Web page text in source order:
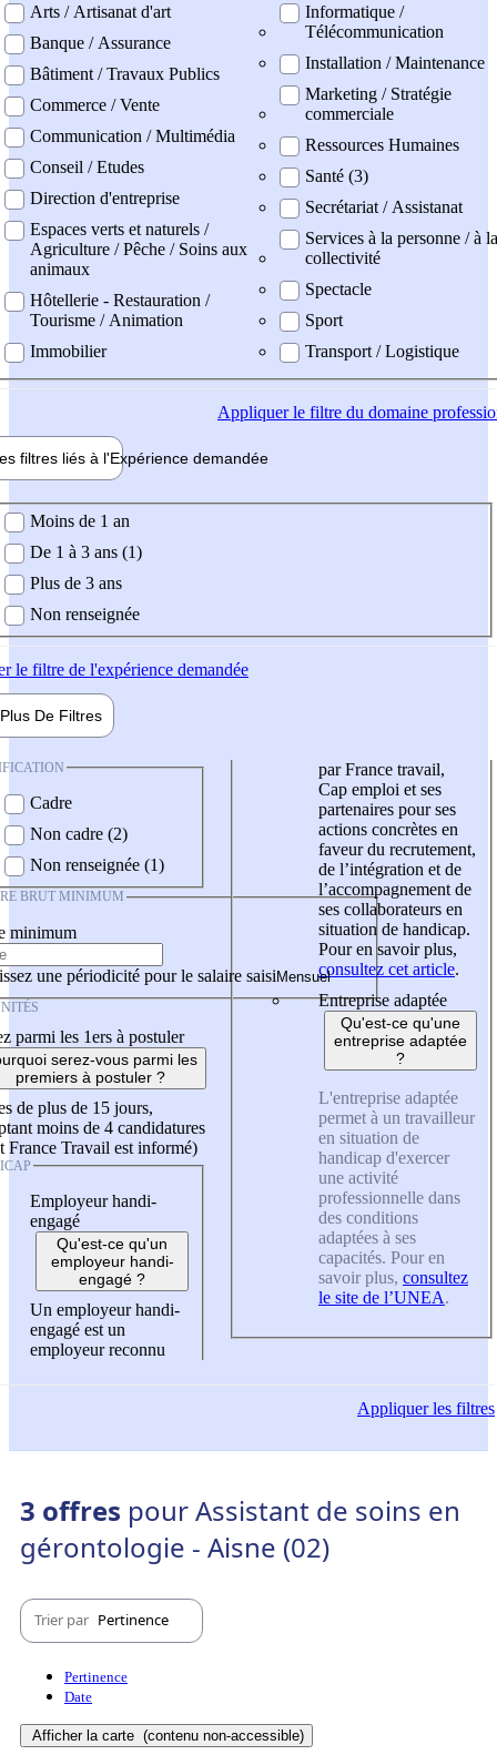
Arts / Artisanat d'art
Banque / Assurance
Bâtiment / Travaux Publics
Commerce / Vente
Communication / Multimédia
Conseil / Etudes
Direction d'entreprise
Espaces verts et naturels /
Agriculture / Pêche / Soins aux
animaux
Hôtellerie - Restauration /
Tourisme / Animation
Immobilier
Informatique /
Télécommunication
Installation / Maintenance
Marketing / Stratégie
commerciale
Ressources Humaines
Santé (3)
Secrétariat / Assistanat
Services à la personne / à la
collectivité
Spectacle
Sport
Transport / Logistique
Appliquerle filtre du domaine
filtres liés à l'Expérience demandée
demandée
Moins de 1 an
De 1 à 3 ans (1)
Plus de 3 ans
Non renseignée
le filtre de l'expérience demandée
Plus De Filtres
Cadre
Non cadre (2)
Non renseignée (1)
BRUT MINIMUM
minimum
une périodicité pour le salaire saisi
parmi les 1ers à postuler
serez-vous parmi les
premiers à postuler ?
de plus de 15 jours,
moins de 4 candidatures
France Travail est informé)
Employeur handi-
engagé
Qu'est-ce qu'un
employeur handi-
engagé ?
Un employeur handi-
engagé est un
employeur reconnu
par France travail,
Cap emploi et ses
partenaires pour ses
actions concrètes en
faveur du recrutement,
de l’intégration et de
l’accompagnement de
ses collaborateurs en
situation de handicap.
Pour en savoir plus,
consultez cet article.
Entreprise adaptée
Qu'est-ce qu'une
entreprise adaptée
?
L'entreprise adaptée
permet à un travailleur
en situation de
handicap d'exercer
une activité
professionnelle dans
des conditions
adaptées à ses
capacités. Pour en
savoir plus, consultez
le site de l’UNEA.
Appliquerles filtres
3 offres pour Assistant de soins en
gérontologie - Aisne (02)
Trier par Pertinence
Pertinence
Date
Afficher la carte (contenu non-accessible)